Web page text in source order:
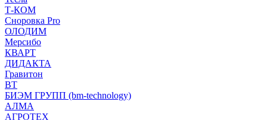
Т-КОМ
Сноровка Pro
ОЛОДИМ
Мерсибо
КВАРТ
ДИДАКТА
Гравитон
ВТ
БИЭМ ГРУПП (bm-technology)
АЛМА
АГРОТЕХ